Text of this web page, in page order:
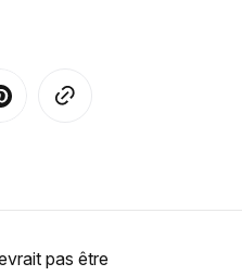
pas être